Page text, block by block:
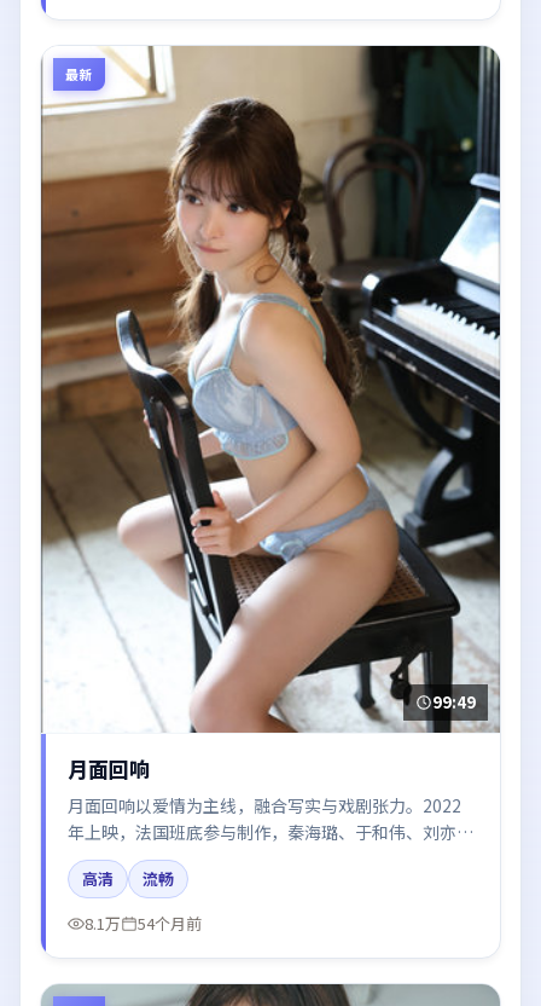
最新
99:49
月面回响
月面回响以爱情为主线，融合写实与戏剧张力。2022
年上映，法国班底参与制作，秦海璐、于和伟、刘亦
菲、段奕宏在片中呈现细腻表演，影像风格统一，配乐
与剪辑强化了情绪曲线。
高清
流畅
8.1万
54个月前